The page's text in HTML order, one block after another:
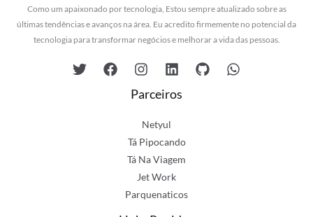
Como um apaixonado por tecnologia, Estou sempre atualizado sobre as
últimas tendências e avanços na área. Eu acredito firmemente no potencial da
tecnologia para transformar negócios e melhorar a vida das pessoas.
Parceiros
Netyul
Tá Pipocando
Tá Na Viagem
Jet Work
Parquenaticos